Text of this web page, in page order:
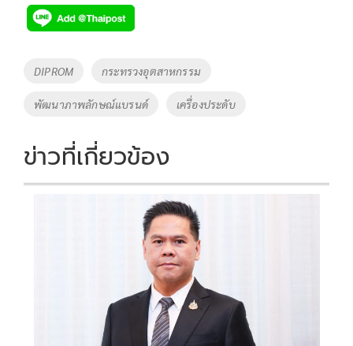
e
b
o
k
tt
er
p
y
Li
n
k
Tags
DIPROM กระทรวงอุตสาหกรรม
พัฒนาภาพลักษณ์แบรนด์ เครื่องประดับ
ข่าวที่เกี่ยวข้อง